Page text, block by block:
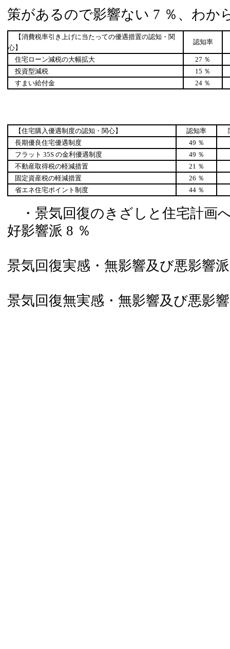
策があるので影響ない 7 ％、わか
【消費税率引き上げに当たっての優遇措置の認知・関
心】
認知率
住宅ローン減税の大幅拡大
27 ％
投資型減税
15 ％
すまい給付金
24 ％
【住宅購入優遇制度の認知・関心】 認知率
長期優良住宅優遇制度
49 ％
フラット 35S の金利優遇制度
49 ％
不動産取得税の軽減措置
21 ％
固定資産税の軽減措置
26 ％
省エネ住宅ポイント制度
44 ％
・景気回復のきざしと住宅計
好影響派 8 ％
景気回復実感・無影響及び悪影響
景気回復無実感・無影響及び悪影